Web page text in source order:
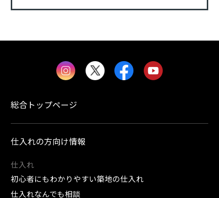
総合トップページ
仕入れの方向け情報
仕入れ
初心者にもわかりやすい築地の仕入れ
仕入れなんでも相談